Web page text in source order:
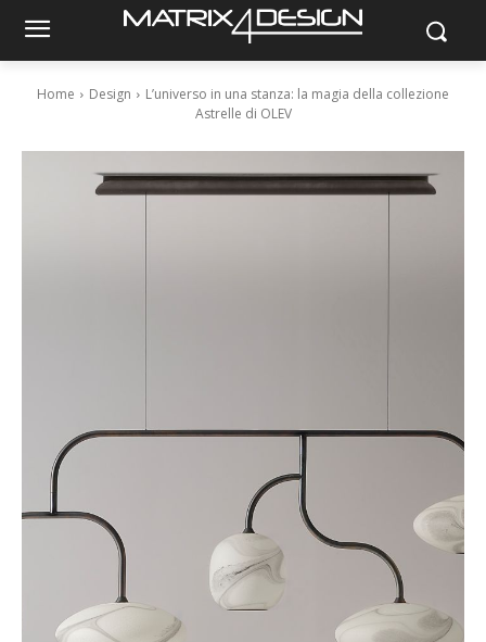
Home Design
L’universo in una stanza: la magia della collezione
Astrelle di OLEV